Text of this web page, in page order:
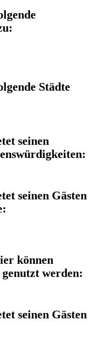
Städte
seinen
seinen Gästen
können
werden:
seinen Gästen